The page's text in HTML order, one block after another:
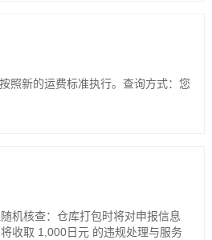
照新的运费标准执行。查询方式：您
机核查：仓库打包时将对申报信息
收取 1,000日元 的违规处理与服务